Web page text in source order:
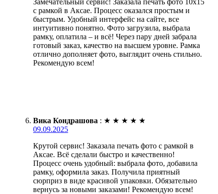
с рамкой в Аксае. Процесс оказался простым и
быстрым. Удобный интерфейс на сайте, все
интуитивно понятно. Фото загрузила, выбрала
рамку, оплатила – и всё! Через пару дней забрала
готовый заказ, качество на высшем уровне. Рамка
отлично дополняет фото, выглядит очень стильно.
Рекомендую всем!
Вика Кондрашова : ★ ★ ★ ★ ★
09.09.2025
Крутой сервис! Заказала печать фото с рамкой в
Аксае. Всё сделали быстро и качественно!
Процесс очень удобный: выбрала фото, добавила
рамку, оформила заказ. Получила приятный
сюрприз в виде красивой упаковки. Обязательно
вернусь за новыми заказами! Рекомендую всем!